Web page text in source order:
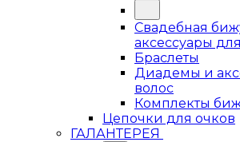
Свадебная
аксессуары
Браслеты
Диадемы и
волос
Комплекты
Цепочки для очков
ГАЛАНТЕРЕЯ